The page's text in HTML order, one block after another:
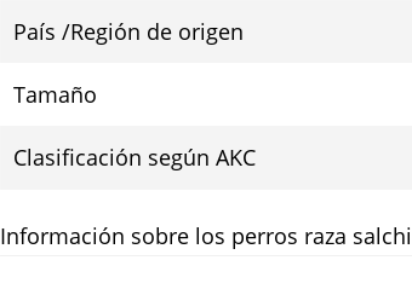
País /Región de origen
Tamaño
Clasificación según AKC
Información sobre los perros raza